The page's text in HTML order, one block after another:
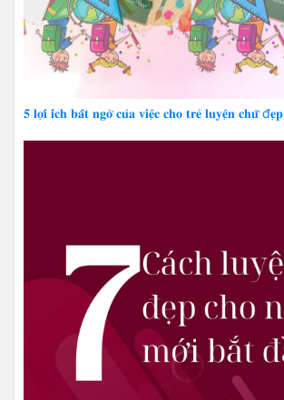
𝟓 𝐥𝐨̛̣𝐢 𝐢́𝐜𝐡 𝐛𝐚̂́𝐭 𝐧𝐠𝐨̛̀ 𝐜𝐮̉𝐚 𝐯𝐢𝐞̣̂𝐜 𝐜𝐡𝐨 𝐭𝐫𝐞̉ 𝐥𝐮𝐲𝐞̣̂𝐧 𝐜𝐡𝐮̛̃ đ𝐞̣𝐩